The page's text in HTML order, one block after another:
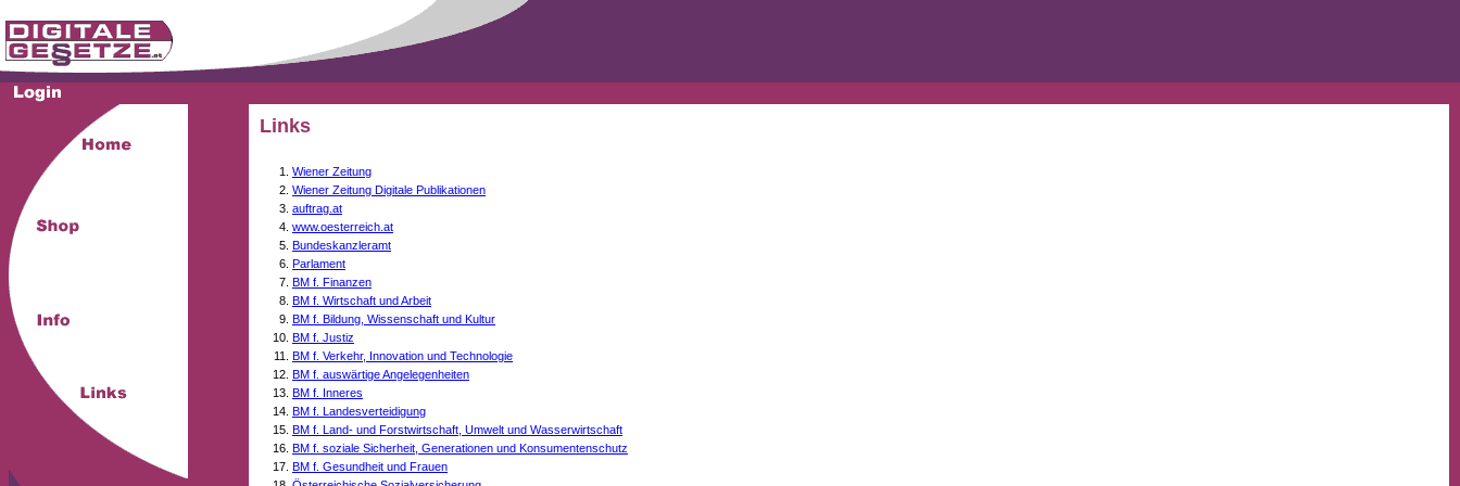
Links
Wiener Zeitung
Wiener Zeitung Digitale Publikationen
auftrag.at
www.oesterreich.at
Bundeskanzleramt
Parlament
BM f. Finanzen
BM f. Wirtschaft und Arbeit
BM f. Bildung, Wissenschaft und Kultur
BM f. Justiz
BM f. Verkehr, Innovation und Technologie
BM f. auswärtige Angelegenheiten
BM f. Inneres
BM f. Landesverteidigung
BM f. Land- und Forstwirtschaft, Umwelt und Wasserwirtschaft
BM f. soziale Sicherheit, Generationen und Konsumentenschutz
BM f. Gesundheit und Frauen